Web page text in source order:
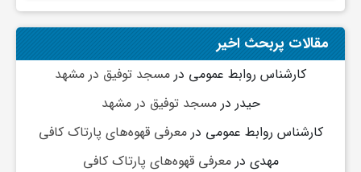
مقالات پربحث اخیر
کارشناس روابط عمومی در مسجد توفیق در مشهد
حیدر درمسجد توفیق در مشهد
کارشناس روابط عمومی درمعرفی قهوه‌های پارتاک کافی
مهدی درمعرفی قهوه‌های پارتاک کافی